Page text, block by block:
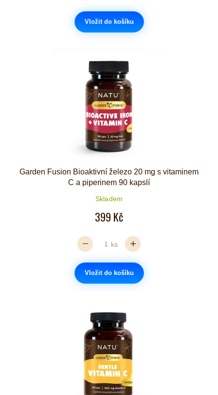
Vložit do košíku
Garden Fusion Bioaktivní železo 20 mg s vitaminem
C a piperinem 90 kapslí
Skladem
399 Kč
ks
Vložit do košíku